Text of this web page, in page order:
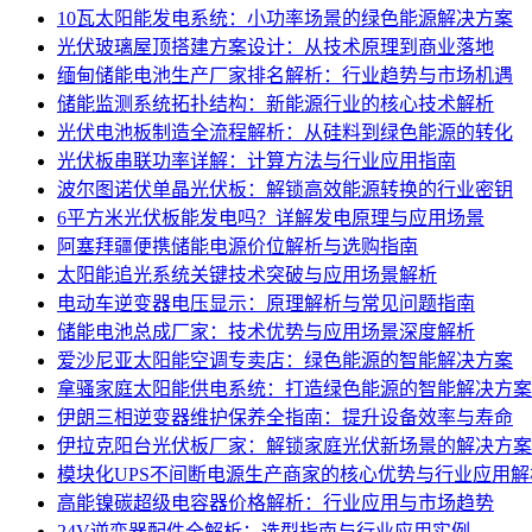
10瓦太阳能发电系统：小功率场景的绿色能源解决方案
光伏玻璃屋顶搭建方案设计：从技术原理到商业落地
缅甸储能电池生产厂家排名解析：行业趋势与市场机遇
储能监测系统拓扑结构：新能源行业的核心技术解析
光伏电池板制造全流程解析：从硅料到绿色能源的转化
光伏板串联功率详解：计算方法与行业应用指南
波尔图诺伏单晶光伏板：解锁高效能源转换的行业密钥
6平方米光伏板能发电吗？详解发电原理与应用场景
阿塞拜疆便携储能电源价位解析与选购指南
太阳能追光系统关键技术突破与应用场景解析
电动车逆变器电压显示：原理解析与常见问题指南
储能电池总成厂家：技术优势与应用场景深度解析
爱沙尼亚太阳能空调专卖店：绿色能源的智能解决方案
拿骚家庭太阳能供电系统：打造绿色能源的智能解决方案
伊朗三相逆变器维护保养全指南：提升设备效率与寿命
伊拉克阳台光伏板厂家：解锁家庭光伏新场景的解决方案
模块化UPS不间断电源生产商家的核心优势与行业应用
高能镍碳超级电容器价格解析：行业应用与市场趋势